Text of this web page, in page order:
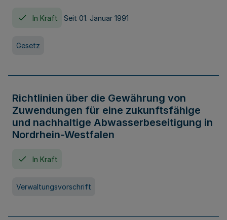
In Kraft Seit 01. Januar 1991
Gesetz
Richtlinien über die Gewährung von
Zuwendungen für eine zukunftsfähige
und nachhaltige Abwasserbeseitigung in
Nordrhein-Westfalen
In Kraft
Verwaltungsvorschrift